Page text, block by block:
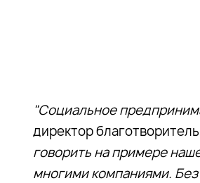
"Социальное
директор
говорить на примере
многими компаниями.